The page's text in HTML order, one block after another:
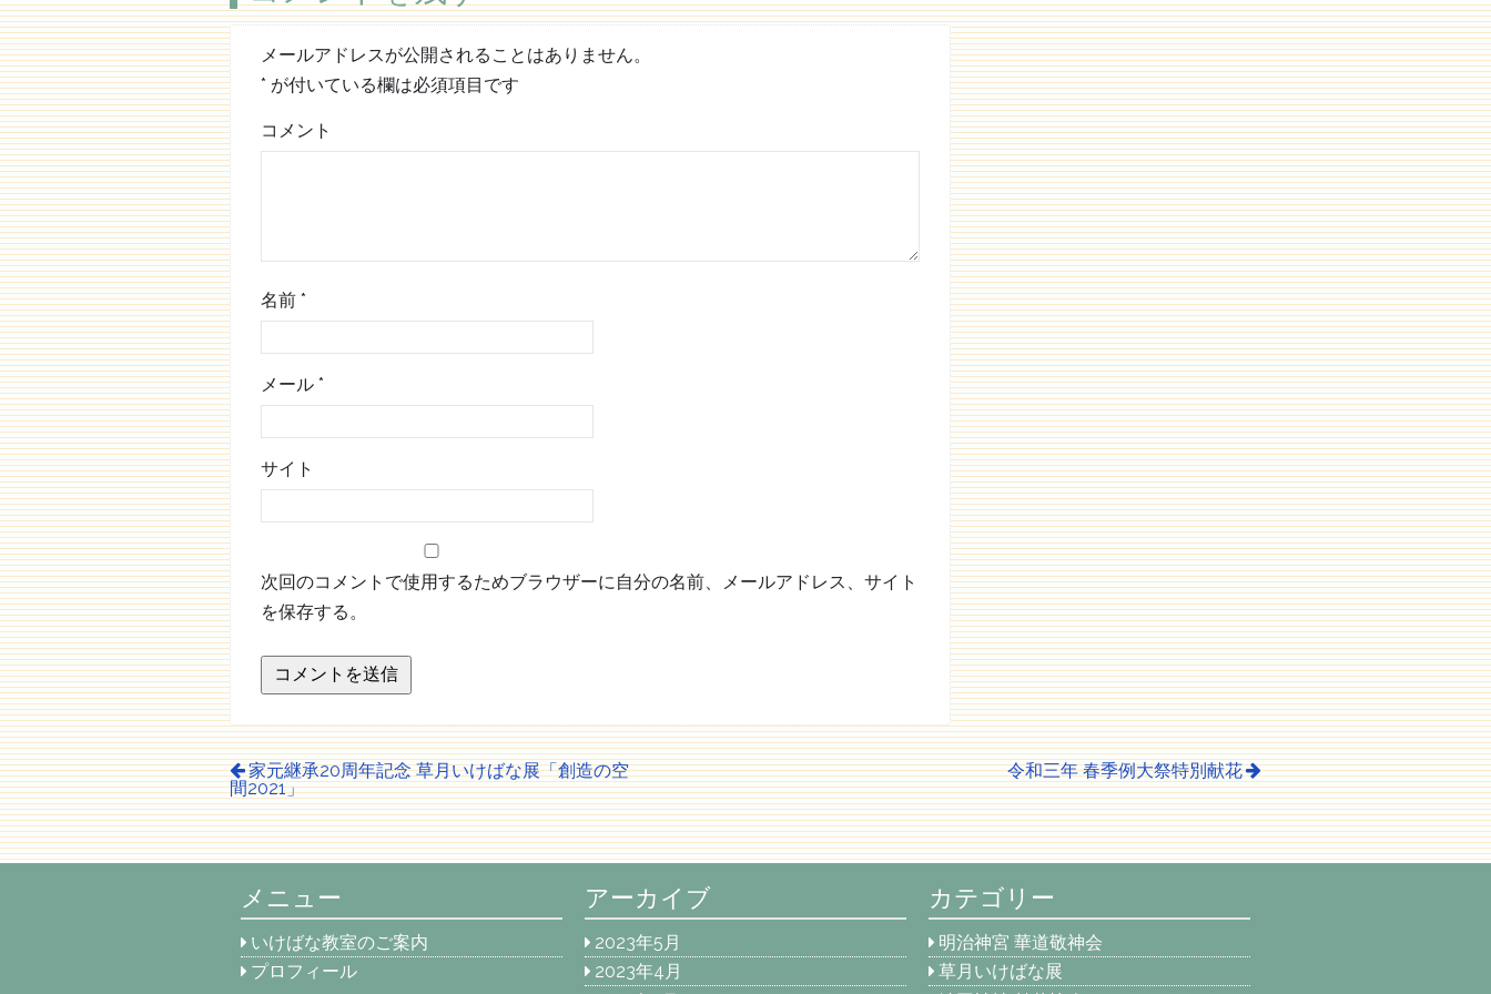
メールアドレスが公開されることはありません。
* が付いている欄は必須項目です
コメント
名前*
メール*
サイト
次回のコメントで使用するためブラウザーに自分の名前、メールアドレス、サイト
を保存する。
家元継承20周年記念 草月いけばな展「創造の空
間2021」
令和三年 春季例大祭特別献花
メニュー
いけばな教室のご案内
プロフィール
アーカイブ
2023年5月
2023年4月
カテゴリー
明治神宮 華道敬神会
草月いけばな展